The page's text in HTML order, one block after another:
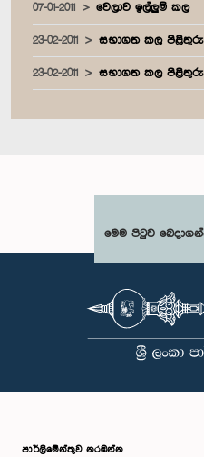
07-01-2011 වෙලාව ඉල්ලුම් කල
23-02-2011 සභාගත කල පිළිතුරු
23-02-2011 සභාගත කල පිළිතුරු
මෙම පිටුව
පාර්ලි‌මේන්තුව නරඹන්න